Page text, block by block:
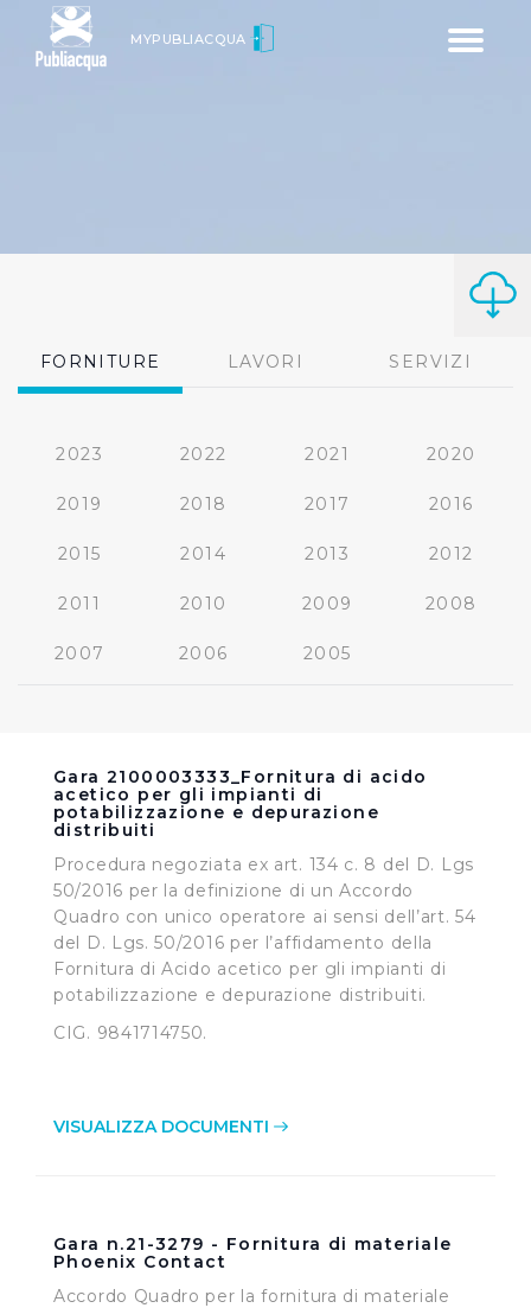
Toggle
MYPUBLIACQUA
FORNITURE LAVORI SERVIZI
2023 2022 2021 2020
2019 2018 2017 2016
2015 2014 2013 2012
2011 2010 2009 2008
2007 2006 2005
Gara 2100003333_Fornitura di acido
acetico per gli impianti di
potabilizzazione e depurazione
distribuiti
Procedura negoziata ex art. 134 c. 8 del D. Lgs
50/2016 per la definizione di un Accordo
Quadro con unico operatore ai sensi dell’art. 54
del D. Lgs. 50/2016 per l’affidamento della
Fornitura di Acido acetico per gli impianti di
potabilizzazione e depurazione distribuiti.
CIG. 9841714750.
VISUALIZZA DOCUMENTI
Gara n.21-3279 - Fornitura di materiale
Phoenix Contact
Accordo Quadro per la fornitura di materiale